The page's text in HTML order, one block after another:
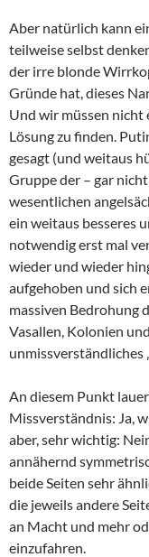
Aber natürlich kann
teilweise selbst
der irre blonde
Gründe hat, dieses
Und wir müssen nicht
Lösung zu finden.
gesagt (und weitaus
Gruppe der – gar
wesentlichen
ein weitaus besseres
notwendig erst mal
wieder und wieder
aufgehoben und sich
massiven Bedrohung
Vasallen, Kolonien
unmissverständliches
An diesem Punkt
Missverständnis: Ja,
aber, sehr wichtig:
annähernd
beide Seiten sehr
die jeweils andere
an Macht und mehr
einzufahren.